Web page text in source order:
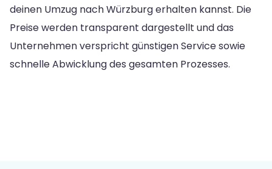
deinen Umzug nach Würzburg erhalten kannst. Die
Preise werden transparent dargestellt und das
Unternehmen verspricht günstigen Service sowie
schnelle Abwicklung des gesamten Prozesses.